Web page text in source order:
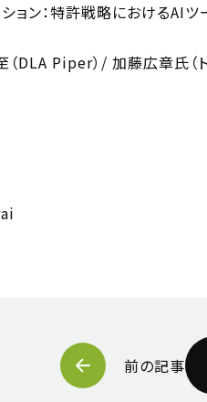
ション：特許戦略におけるAI
）/ 加藤広章氏（トヨ
前の記事